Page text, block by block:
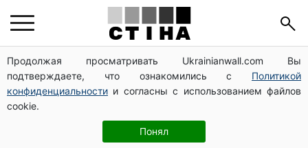
Продолжая просматривать Ukrainianwall.com Вы
подтверждаете, что ознакомились с Политикой
конфиденциальности и согласны с использованием файлов
cookie.
Понял
демобилизация